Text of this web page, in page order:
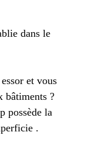
dans le
et vous
bâtiments ?
possède la
.